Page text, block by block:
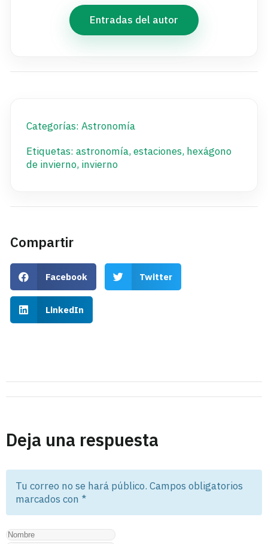
Entradas del autor
Categorías: Astronomía
Etiquetas: astronomía,estaciones, hexágono
de invierno, invierno
Compartir
Facebook Twitter
LinkedIn
Deja una respuesta
Tu correo no se hará público. Campos obligatorios
marcados con *